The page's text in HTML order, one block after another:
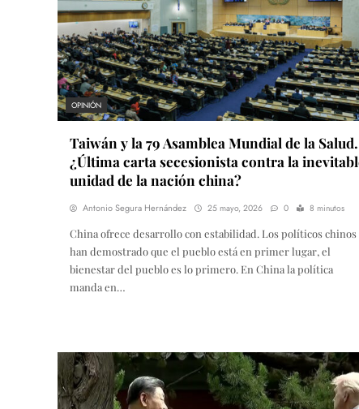
OPINIÓN
Taiwán y la 79 Asamblea Mundial de la Salud.
¿Última carta secesionista contra la
unidad de la nación china?
Antonio Segura Hernández 25 mayo, 2026 0 8 minutos
China ofrece desarrollo con estabilidad. Los políticos chinos
han demostrado que el pueblo está en primer lugar, el
bienestar del pueblo es lo primero. En China la política
manda en…